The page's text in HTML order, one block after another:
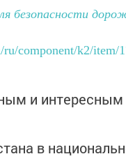
безопасности
component/k2/item/
и интересным
в